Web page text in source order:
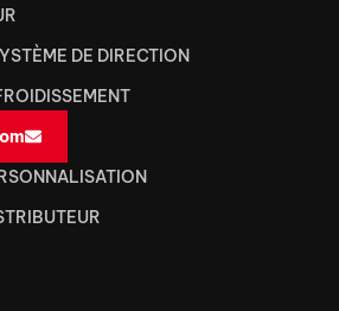
DE DIRECTION